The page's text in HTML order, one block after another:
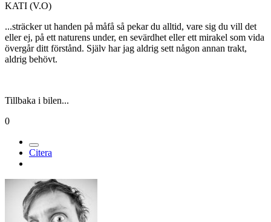
KATI (V.O)
...sträcker ut handen på måfå så pekar du alltid, vare sig du vill det
eller ej, på ett naturens under, en sevärdhet eller ett mirakel som vida
övergår ditt förstånd. Själv har jag aldrig sett någon annan trakt,
aldrig behövt.
Tillbaka i bilen...
0
Citera